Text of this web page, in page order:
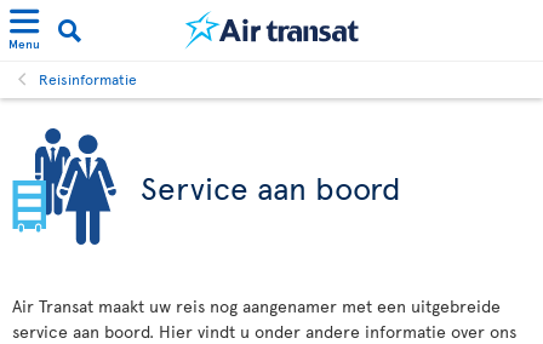
Menu
Reisinformatie
Service aan boord
Air Transat maakt uw reis nog aangenamer met een uitgebreide
service aan boord. Hier vindt u onder andere informatie over ons